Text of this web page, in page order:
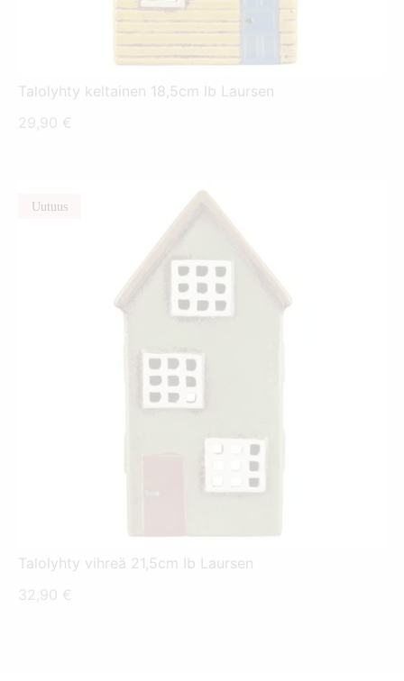
Talolyhty keltainen 18,5cm Ib Laursen
29,90 €
Uutuus
Talolyhty vihreä 21,5cm Ib Laursen
32,90 €